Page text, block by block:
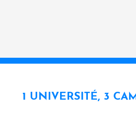
1 UNIVERSITÉ, 3